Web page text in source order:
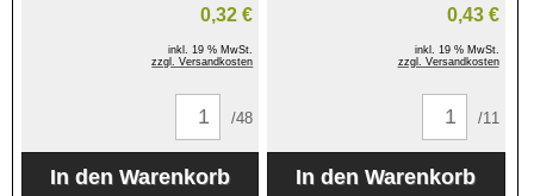
0,32 €
inkl. 19 % MwSt.
zzgl. Versandkosten
/48
0,43 €
inkl. 19 % MwSt.
zzgl. Versandkosten
/11